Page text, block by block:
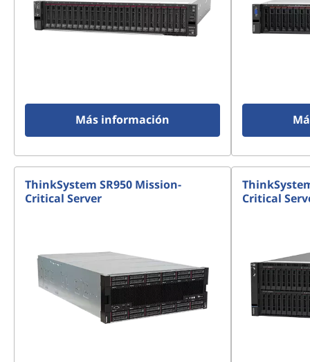
Más información
ThinkSystem SR950 Mission-
Critical Server
Critical